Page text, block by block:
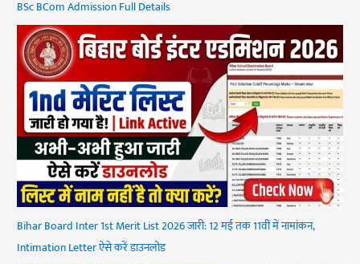
BSc BCom Admission Full Details
Bihar Board Inter 1st Merit List 2026 जारी: 12 मई तक 11वीं में नामांकन,
Intimation Letter ऐसे करें डाउनलोड